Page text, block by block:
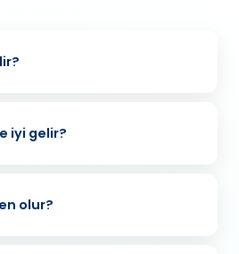
iyi gelir?
olur?